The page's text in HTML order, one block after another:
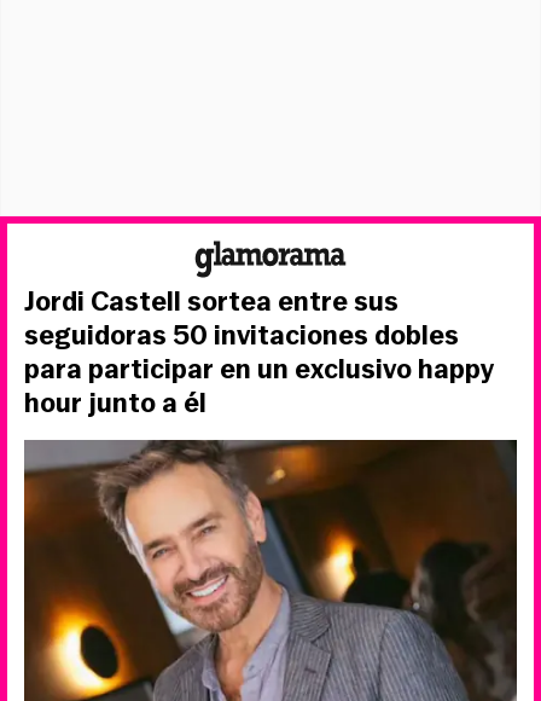
Jordi Castell sortea entre sus
seguidoras 50 invitaciones dobles
para participar en un exclusivo happy
hour junto a él